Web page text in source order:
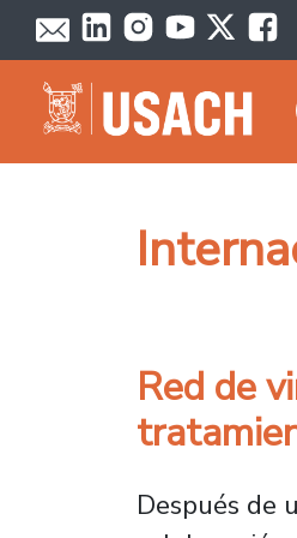
Pasar al contenido principal
Red de
Después de